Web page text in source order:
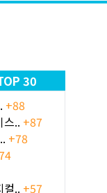
30
+88
스.. +87
+78
컬.. +57